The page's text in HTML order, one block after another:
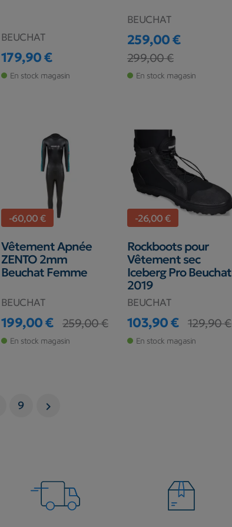
BEUCHAT
Prix
179,90 €
En stock magasin
BEUCHAT
Prix
259,00 €
Prix de base
299,00 €
En stock magasin
-60,00 €
Vêtement Apnée
ZENTO 2mm
Beuchat Femme
BEUCHAT
Prix
199,00 €
Prix de base
259,00 €
En stock magasin
-26,00 €
Rockboots pour
Vêtement sec
Iceberg Pro Beuchat
2019
BEUCHAT
Prix
103,90 €
Prix de base
129,90 €
En stock magasin
9 